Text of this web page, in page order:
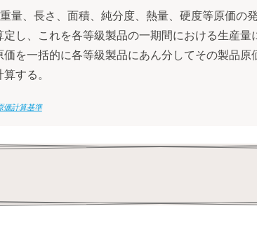
量、長さ、面積、純分度、熱量、硬度等原価の
し、これを各等級製品の一期間における生産量
価を一括的に各等級製品にあん分してその製品
する。
価計算基準